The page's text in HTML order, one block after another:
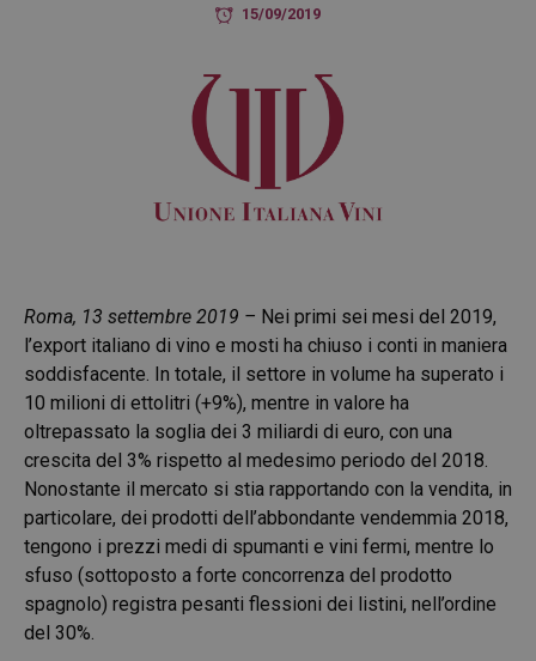
15/09/2019
Roma, 13 settembre 2019 – Nei primi sei mesi del 2019,
l’export italiano di vino e mosti ha chiuso i conti in maniera
soddisfacente. In totale, il settore in volume ha superato i
10 milioni di ettolitri (+9%), mentre in valore ha
oltrepassato la soglia dei 3 miliardi di euro, con una
crescita del 3% rispetto al medesimo periodo del 2018.
Nonostante il mercato si stia rapportando con la vendita, in
particolare, dei prodotti dell’abbondante vendemmia 2018,
tengono i prezzi medi di spumanti e vini fermi, mentre lo
sfuso (sottoposto a forte concorrenza del prodotto
spagnolo) registra pesanti flessioni dei listini, nell’ordine
del 30%.